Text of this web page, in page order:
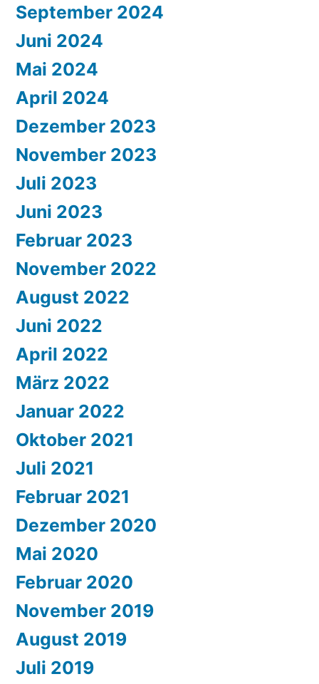
September 2024
Juni 2024
Mai 2024
April 2024
Dezember 2023
November 2023
Juli 2023
Juni 2023
Februar 2023
November 2022
August 2022
Juni 2022
April 2022
März 2022
Januar 2022
Oktober 2021
Juli 2021
Februar 2021
Dezember 2020
Mai 2020
Februar 2020
November 2019
August 2019
Juli 2019